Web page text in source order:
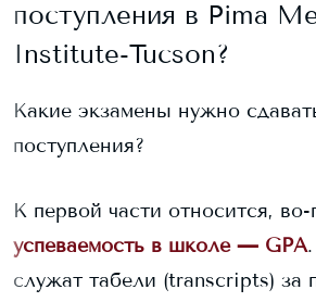
поступления в Pima
Institute-Tucson?
Какие экзамены нужно
поступления?
К первой части относится,
успеваемость в школе — GPA
служат табели (transcripts) за